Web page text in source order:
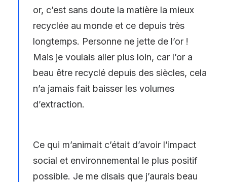
or, c’est sans doute la matière la mieux
recyclée au monde et ce depuis très
longtemps. Personne ne jette de l’or !
Mais je voulais aller plus loin, car l’or a
beau être recyclé depuis des siècles, cela
n’a jamais fait baisser les volumes
d’extraction.
Ce qui m’animait c’était d’avoir l’impact
social et environnemental le plus positif
possible. Je me disais que j’aurais beau